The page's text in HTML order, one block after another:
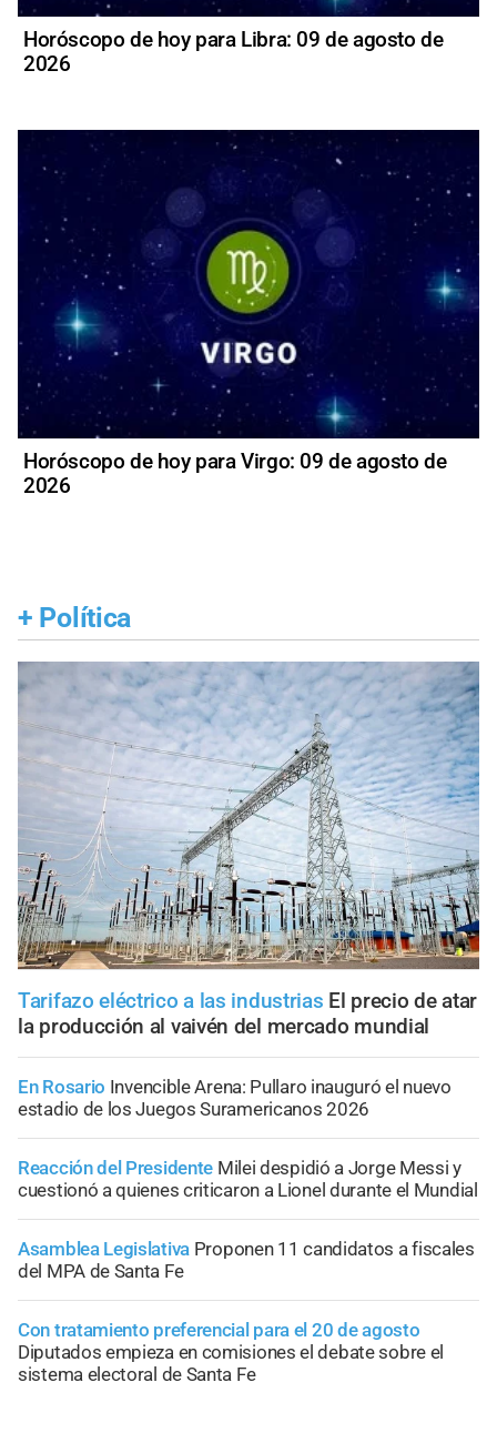
Horóscopo de hoy para Libra: 09 de agosto de
2026
Horóscopo de hoy para Virgo: 09 de agosto de
2026
+ Política
Tarifazo eléctrico a las industrias El precio de atar
la producción al vaivén del mercado mundial
En Rosario Invencible Arena: Pullaro inauguró el nuevo
estadio de los Juegos Suramericanos 2026
Reacción del Presidente Milei despidió a Jorge Messi y
cuestionó a quienes criticaron a Lionel durante el Mundial
Asamblea Legislativa Proponen 11 candidatos a fiscales
del MPA de Santa Fe
Con tratamiento preferencial para el 20 de agosto
Diputados empieza en comisiones el debate sobre el
sistema electoral de Santa Fe